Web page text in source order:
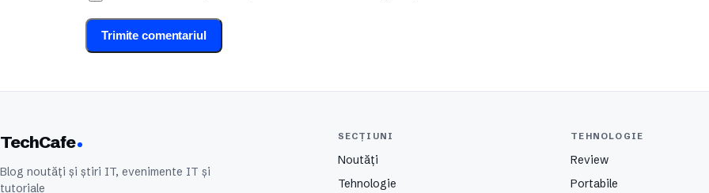
TechCafe
Blog noutăți și știri IT, evenimente IT și
tutoriale
SECȚIUNI
Noutăți
Tehnologie
TEHNOLOGIE
Review
Portabile